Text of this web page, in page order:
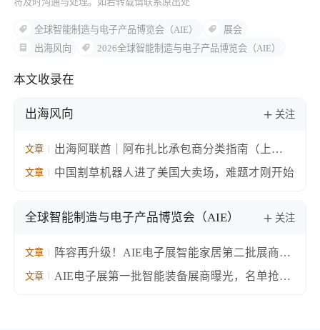
全球智能制造与电子产品博览会（AIE）
展会
出海风向
2026全球智能制造与电子产品博览会（AIE）
本文收录在
出海风向 关注
文章
出海阿联酋｜阿布扎比承包商分类指南（上
篇）：监管框架、主体形式与等级体系
文章 中国割草机器人进了美国大卖场，难题才刚开始
全球智能制造与电子产品博览会（AIE） 关注
文章
阵容再升级！AIE电子展智能家居第二批展商强
势集结
文章
AIE电子展第一批智能装备展商曝光，名单抢先